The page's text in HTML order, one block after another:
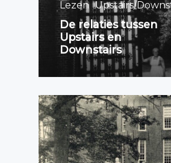
Lezen Upstairs/
De relaties tussen
Upstairs en
Downstairs